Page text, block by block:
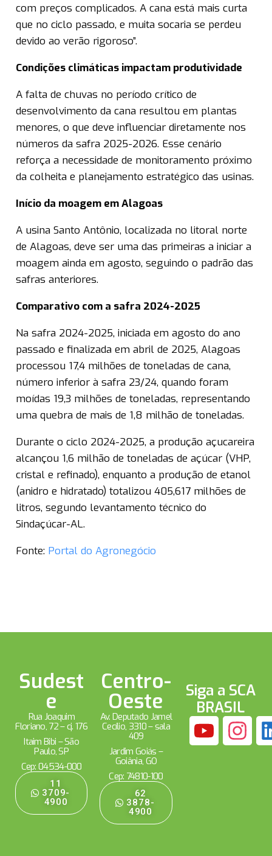
com preços complicados. A cana está mais curta
que no ciclo passado, e muita socaria se perdeu
devido ao verão rigoroso”.
Condições climáticas impactam produtividade
A falta de chuvas no período crítico de
desenvolvimento da cana resultou em plantas
menores, o que deve influenciar diretamente nos
números da safra 2025-2026. Esse cenário
reforça a necessidade de monitoramento próximo
da colheita e planejamento estratégico das usinas.
Início da moagem em Alagoas
A usina Santo Antônio, localizada no litoral norte
de Alagoas, deve ser uma das primeiras a iniciar a
moagem ainda em agosto, seguindo o padrão das
safras anteriores.
Comparativo com a safra 2024-2025
Na safra 2024-2025, iniciada em agosto do ano
passado e finalizada em abril de 2025, Alagoas
processou 17,4 milhões de toneladas de cana,
número inferior à safra 23/24, quando foram
moídas 19,3 milhões de toneladas, representando
uma quebra de mais de 1,8 milhão de toneladas.
Durante o ciclo 2024-2025, a produção açucareira
alcançou 1,6 milhão de toneladas de açúcar (VHP,
cristal e refinado), enquanto a produção de etanol
(anidro e hidratado) totalizou 405,617 milhões de
litros, segundo levantamento técnico do
Sindaçúcar-AL.
Fonte: Portal do Agronegócio
Sudest
e
Rua Joaquim
Floriano, 72 – cj. 176
Itaim Bibi – São
Paulo, SP
Cep: 04534-000
11
3709-
4900
Centro-
Oeste
Av. Deputado Jamel
Cecílio, 3310 – sala
409
Jardim Goiás –
Goiânia, GO
Cep: 74810-100
62
3878-
4900
Siga a SCA
BRASIL